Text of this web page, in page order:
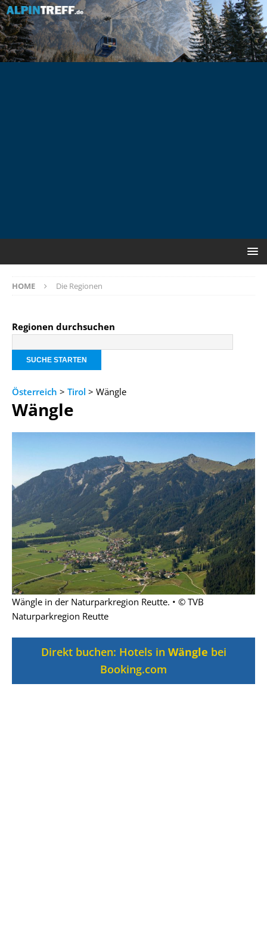
HOME Die Regionen
Regionen durchsuchen
Österreich > Tirol > Wängle
Wängle
Wängle in der Naturparkregion Reutte. • © TVB
Naturparkregion Reutte
Direkt buchen: Hotels in Wängle bei
Booking.com